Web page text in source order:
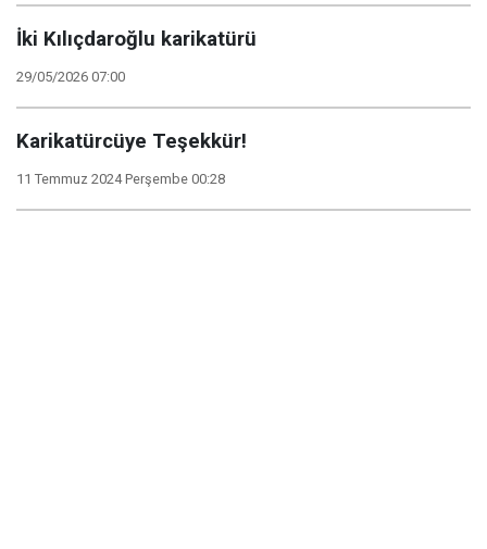
İki Kılıçdaroğlu karikatürü
29/05/2026 07:00
Karikatürcüye Teşekkür!
11 Temmuz 2024 Perşembe 00:28